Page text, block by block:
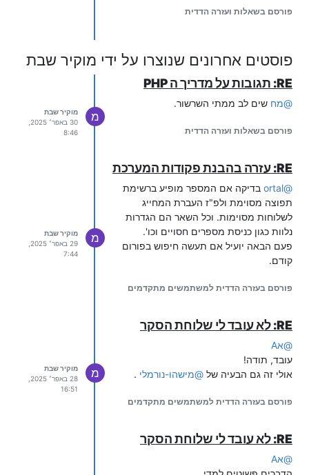
ומשנים את הודעת מערכת
שניה שקט.
בשלוחה 3 מגדירים:
בשלוחה 0 מגדירים:
admin_options_open=yes
ומוסיפים את מספר הטלפון שלך לרשימת
התפוצה.
פורסם בשאלות ועזרה הדדית
פוסטים אחרונים שנוצרו על ידי מוקיר שבת
RE: תגובות על מדריך ה PHP
@מח שים לב ממתי השרשור.
פורסם בשאלות ועזרה הדדית
מ
מוקיר שבת
8:46
RE: עזרה בהבנת פקודות המערכת
@
ortal בדיקה אם המספר מופיע ברשימת
תפוצה מסוימת ולפ"ז העברת המחייג
לשלוחות מסוימות. וכל השאר הם הגדרות
נלוות כגון כניסת מספרים חסויים וכו'.
פעם הבאה יועיל אם תעשה חיפוש בפורום
קודם.
פורסם בעזרה הדדית למשתמשים מתקדמים
מ
מוקיר שבת
7:44
RE: לא עובד לי שלוחת הסקר
@אA
עובד, תודה!
אולי זה גם הבעיה של @מישהו-נורמלי .
פורסם בעזרה הדדית למשתמשים מתקדמים
מ
מוקיר שבת
16:51
RE: לא עובד לי שלוחת הסקר
@אA